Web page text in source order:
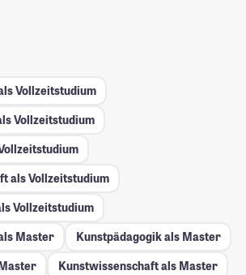
Vollzeitstudium
Vollzeitstudium
als Vollzeitstudium
Vollzeitstudium
Master
Kunstpädagogik als Master
Kunstwissenschaft als Master